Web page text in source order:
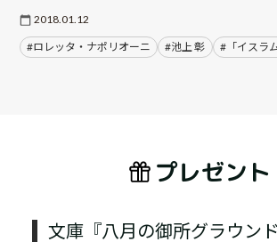
2018.01.12
#ロレッタ・ナポリオーニ #池上 彰 #「イスラ
プレゼント
文庫『八月の御所グラウン